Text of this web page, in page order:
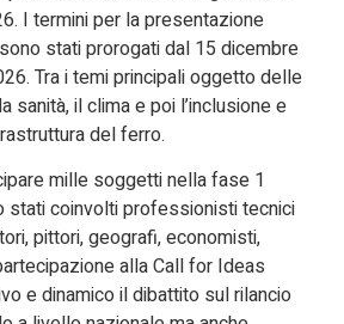
I termini per la presentazione
stati prorogati dal 15 dicembre
Tra i temi principali oggetto delle
sanità, il clima e poi l’inclusione e
del ferro.
mille soggetti nella fase 1
stati coinvolti professionisti tecnici
pittori, geografi, economisti,
alla Call for Ideas
e dinamico il dibattito sul rilancio